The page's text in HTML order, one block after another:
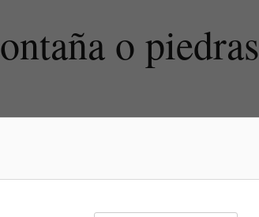
o piedras